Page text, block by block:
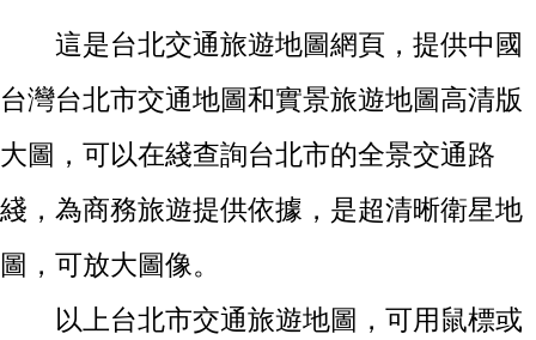
這是台北交通旅遊地圖網頁，提供中國
台灣台北市交通地圖和實景旅遊地圖高清版
大圖，可以在綫查詢台北市的全景交通路
綫，為商務旅遊提供依據，是超清晰衛星地
圖，可放大圖像。
以上台北市交通旅遊地圖，可用鼠標或